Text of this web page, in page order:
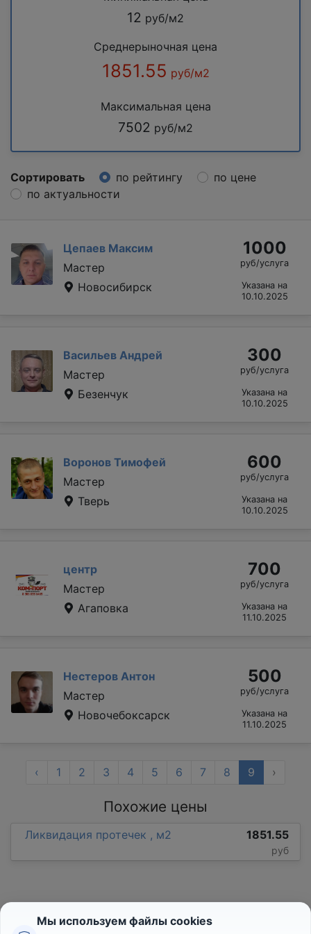
12 руб/м2
Среднерыночная цена
1851.55 руб/м2
Максимальная цена
7502 руб/м2
Сортировать по рейтингу
по цене
по актуальности
Цепаев Максим
Мастер
Новосибирск
1000
руб/услуга
Указана на
10.10.2025
Васильев Андрей
Мастер
Безенчук
300
руб/услуга
Указана на
10.10.2025
Воронов Тимофей
Мастер
Тверь
600
руб/услуга
Указана на
10.10.2025
центр
Мастер
Агаповка
700
руб/услуга
Указана на
11.10.2025
Нестеров Антон
Мастер
Новочебоксарск
500
руб/услуга
Указана на
11.10.2025
‹ 1 2 3 4 5 6 7 8 9 ›
Похожие цены
Ликвидация протечек , м2 1851.55
руб
Мы используем файлы cookies